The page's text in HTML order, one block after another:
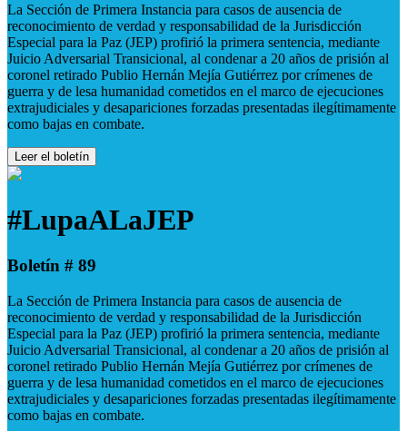
La Sección de Primera Instancia para casos de ausencia de
reconocimiento de verdad y responsabilidad de la Jurisdicción
Especial para la Paz (JEP) profirió la primera sentencia, mediante
Juicio Adversarial Transicional, al condenar a 20 años de prisión al
coronel retirado Publio Hernán Mejía Gutiérrez por crímenes de
guerra y de lesa humanidad cometidos en el marco de ejecuciones
extrajudiciales y desapariciones forzadas presentadas ilegítimamente
como bajas en combate.
Leer el boletín
#LupaALaJEP
Boletín # 89
La Sección de Primera Instancia para casos de ausencia de
reconocimiento de verdad y responsabilidad de la Jurisdicción
Especial para la Paz (JEP) profirió la primera sentencia, mediante
Juicio Adversarial Transicional, al condenar a 20 años de prisión al
coronel retirado Publio Hernán Mejía Gutiérrez por crímenes de
guerra y de lesa humanidad cometidos en el marco de ejecuciones
extrajudiciales y desapariciones forzadas presentadas ilegítimamente
como bajas en combate.